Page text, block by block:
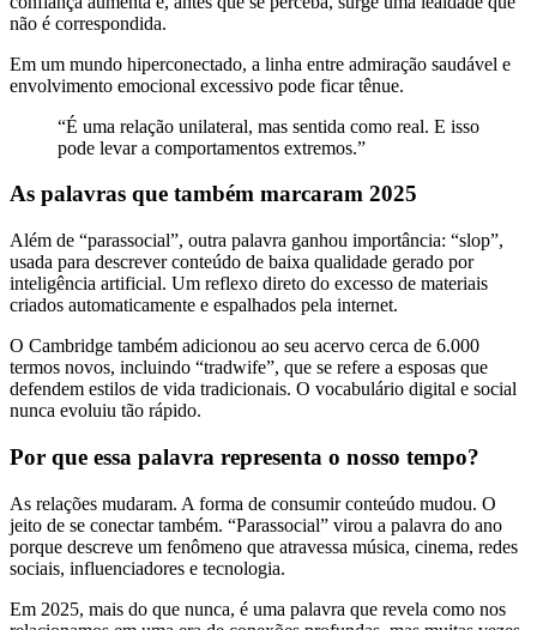
não é correspondida.
Em um mundo hiperconectado, a linha entre admiração saudável e
envolvimento emocional excessivo pode ficar tênue.
“É uma relação unilateral, mas sentida como real. E isso
pode levar a comportamentos extremos.”
As palavras que também marcaram 2025
Além de “parassocial”, outra palavra ganhou importância: “slop”,
usada para descrever conteúdo de baixa qualidade gerado por
inteligência artificial. Um reflexo direto do excesso de materiais
criados automaticamente e espalhados pela internet.
O Cambridge também adicionou ao seu acervo cerca de 6.000
termos novos, incluindo “tradwife”, que se refere a esposas que
defendem estilos de vida tradicionais. O vocabulário digital e social
nunca evoluiu tão rápido.
Por que essa palavra representa o nosso tempo?
As relações mudaram. A forma de consumir conteúdo mudou. O
jeito de se conectar também. “Parassocial” virou a palavra do ano
porque descreve um fenômeno que atravessa música, cinema, redes
sociais, influenciadores e tecnologia.
Em 2025, mais do que nunca, é uma palavra que revela como nos